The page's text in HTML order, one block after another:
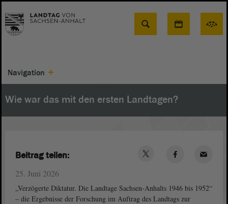
Suche
Navigation
Wie war das mit den ersten Landtagen?
25. Juni 2026
„Verzögerte Diktatur. Die Landtage Sachsen-Anhalts 1946 bis 1952“
‒ die Ergebnisse der Forschung im Auftrag des Landtags zur
Beitrag teilen: